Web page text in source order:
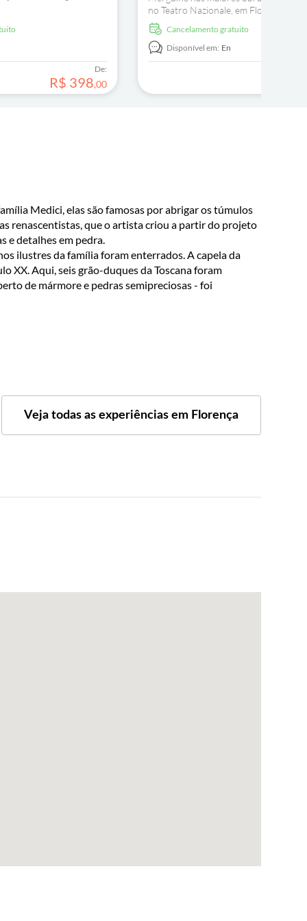
De:
R$ 398,00
no Teatro Nazionale, em Florença.
melodias intemporais que ganham
da narrativa e de efeitos visuais
Cancelamento gratuito
Disponível em: En
Medici, elas são famosas por abrigar os túmulos
renascentistas, que o artista criou a partir do projeto
e detalhes em pedra.
ilustres da família foram enterrados. A capela da
XX. Aqui, seis grão-duques da Toscana foram
de mármore e pedras semipreciosas - foi
Veja todas as experiências em Florença